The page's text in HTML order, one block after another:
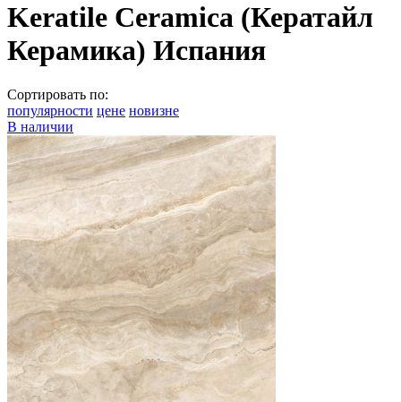
Keratile Ceramica (Кератайл
Керамика) Испания
Сортировать по:
популярности цене новизне
В наличии